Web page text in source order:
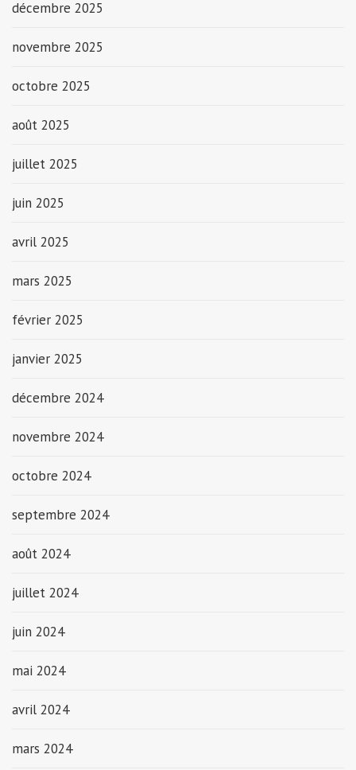
décembre 2025
novembre 2025
octobre 2025
août 2025
juillet 2025
juin 2025
avril 2025
mars 2025
février 2025
janvier 2025
décembre 2024
novembre 2024
octobre 2024
septembre 2024
août 2024
juillet 2024
juin 2024
mai 2024
avril 2024
mars 2024